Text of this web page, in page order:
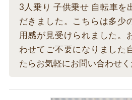
3人乗り 子供乗せ 自転車を
だきました。こちらは多少
用感が見受けられました。
わせてご不要になりました
たらお気軽にお問い合わせく